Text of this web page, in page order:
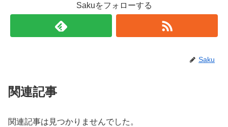
Sakuをフォローする
Saku
関連記事
関連記事は見つかりませんでした。